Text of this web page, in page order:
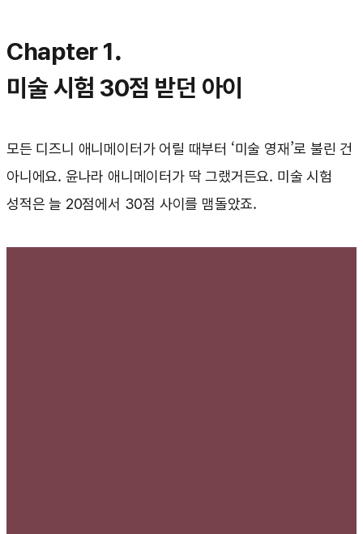
Chapter 1.
미술 시험 30점 받던 아이
모든 디즈니 애니메이터가 어릴 때부터 ‘미술 영재’로 불린 건
아니에요. 윤나라 애니메이터가 딱 그랬거든요. 미술 시험
성적은 늘 20점에서 30점 사이를 맴돌았죠.